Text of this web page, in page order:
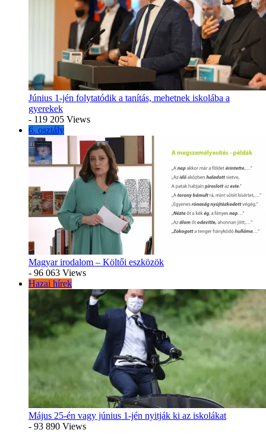
Június 1-jén folytatódik a tanítás, mehetnek iskolába a
gyerekek
- 119 205 Views
6. osztály
Magyar irodalom – Költői eszközök
- 96 063 Views
Hazai hírek
Május 25-én vagy június 1-jén nyitják ki az iskolákat
- 93 890 Views